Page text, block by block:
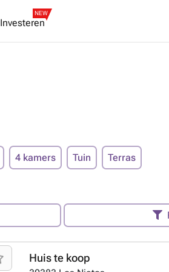
Investeren
NEW
4 kamers Tuin Terras
Huis te koop